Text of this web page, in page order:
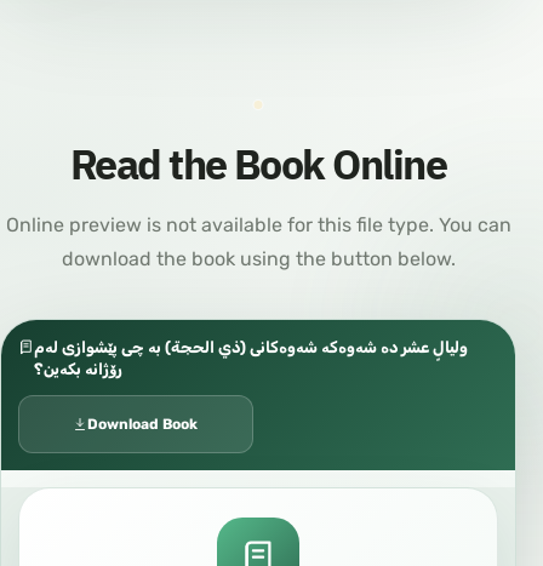
Read the Book Online
Online preview is not available for this file type. You can
download the book using the button below.
وليالٍ عشر دە شەوەکە شەوەکانی (ذي الحجة) بە چی پێشوازی لەم
رۆژانە بکەین؟
Download Book